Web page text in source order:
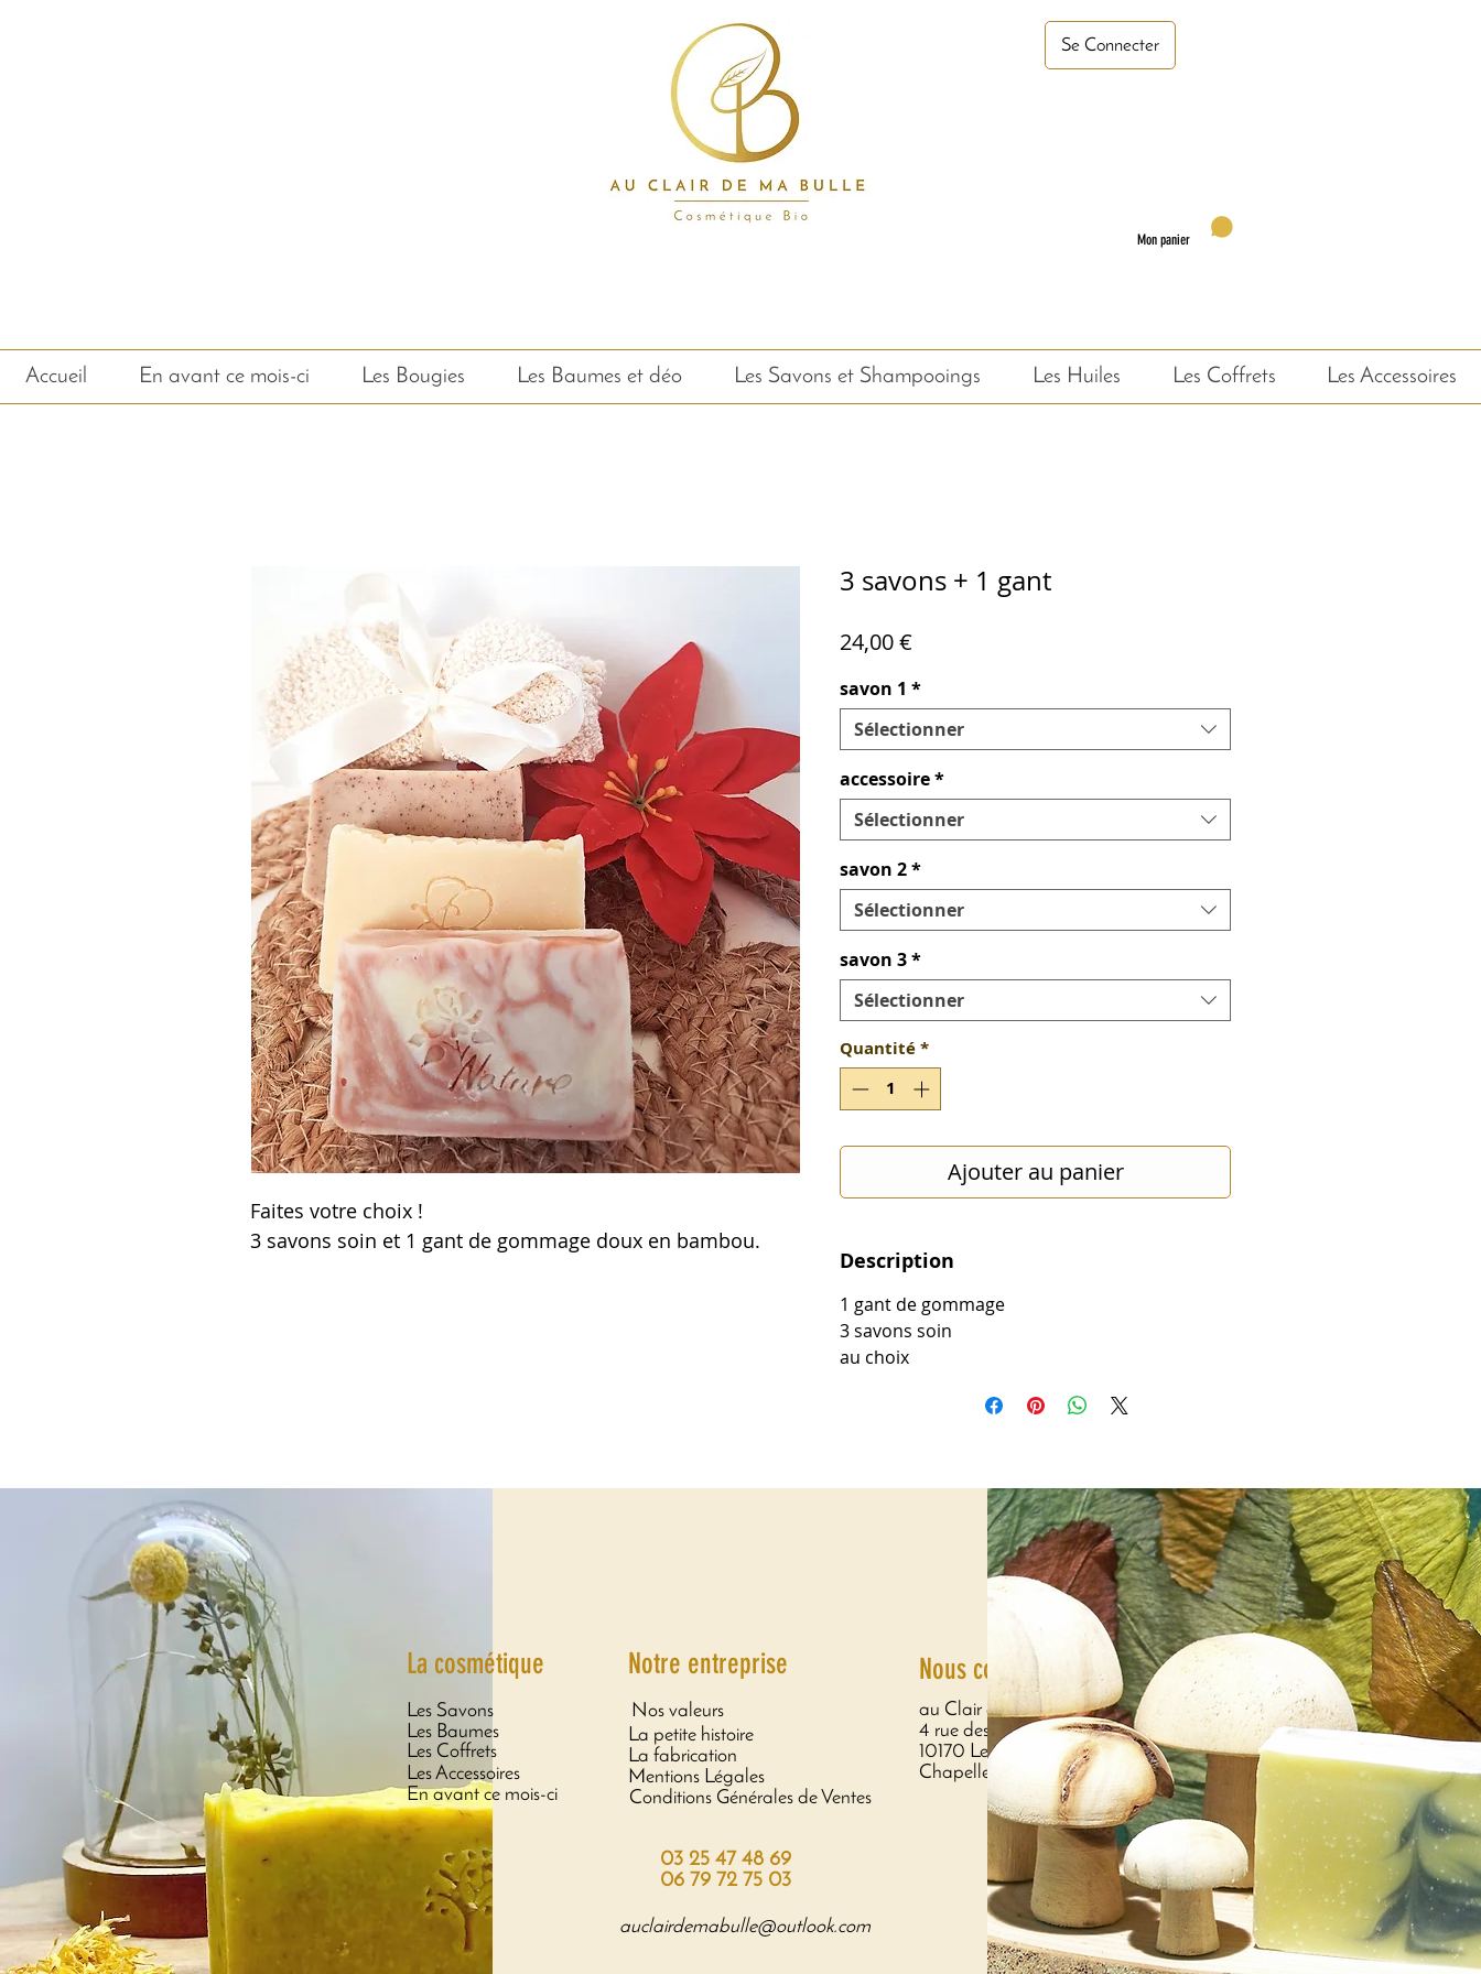
cosmétique bio, savon bio, baume, savon, soin, bio, surgras, 100% naturel, saponifié à froid,
eczéma, psoriasis, acné, Aube, Troyes, fabriqué en France
Mon panier
Se Connecter
Accueil En avant ce mois-ci Les Bougies Les Baumes et déo Les Savons et Shampooings Les Huiles Les Coffrets Les Accessoires
Faites votre choix !
3 savons soin et 1 gant de gommage doux en bambou.
3 savons + 1 gant
24,00 €
savon 1 *
Sélectionner
accessoire*
Sélectionner
savon 2*
Sélectionner
savon 3*
Sélectionner
Quantité*
Ajouter au panier
Description
1 gant de gommage
3 savons soin
au choix
Copyright © au Clair de ma Bulle
La cosmétique
Les Savons
Les Baumes
Les Coffrets
Les Accessoires
En avant ce mois-ci
Notre entreprise
Nos valeurs
La petite histoire
La fabrication
Mentions Légales
Conditions Générales de Ventes
Nous contacter
au Clair de ma Bulle
4 rue des jardins
10170 Les Grandes
Chapelles
03 25 47 48 69
06 79 72 75 03
auclairdemabulle@outlook.com